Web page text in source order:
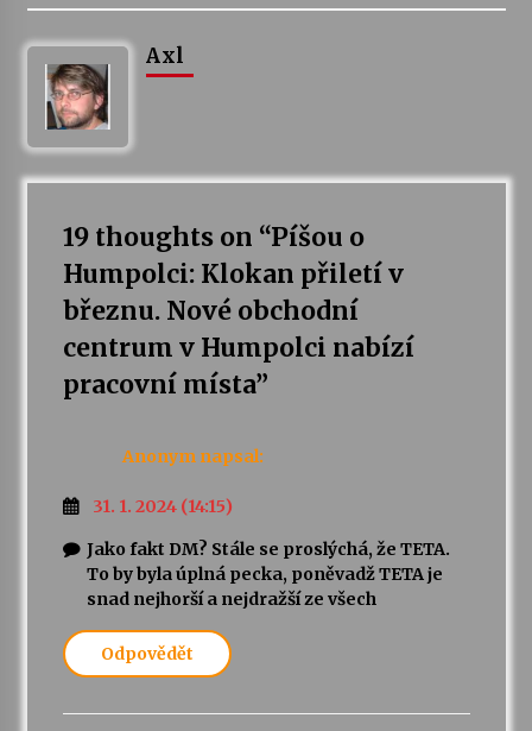
Axl
19 thoughts on “Píšou o
Humpolci: Klokan přiletí v
březnu. Nové obchodní
centrum v Humpolci nabízí
pracovní místa”
Anonym napsal:
31. 1. 2024 (14:15)
Jako fakt DM? Stále se proslýchá, že TETA.
To by byla úplná pecka, poněvadž TETA je
snad nejhorší a nejdražší ze všech
Odpovědět